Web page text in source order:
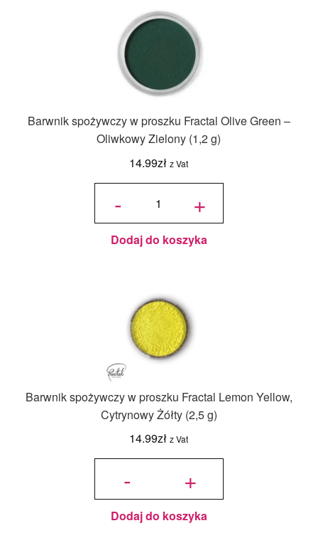
Barwnik spożywczy w proszku Fractal Olive Green –
Oliwkowy Zielony (1,2 g)
14.99zł z Vat
-
ilość
w proszku
Fractal
Green -
Oliwkowy
(1,2 g)
+
Dodaj do koszyka
Barwnik spożywczy w proszku Fractal Lemon Yellow,
Cytrynowy Żółty (2,5 g)
14.99zł z Vat
-
ilość
w proszku
Fractal
Lemon
Yellow,
Cytrynowy
g)
+
Dodaj do koszyka